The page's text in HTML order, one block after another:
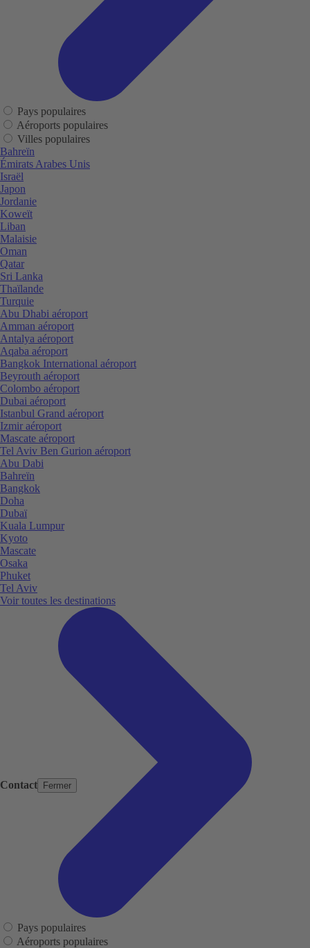
Contact Fermer
Pays populaires
Aéroports populaires
Villes populaires
Bahreïn
Émirats Arabes Unis
Israël
Japon
Jordanie
Koweït
Liban
Malaisie
Oman
Qatar
Sri Lanka
Thaïlande
Turquie
Abu Dhabi aéroport
Amman aéroport
Antalya aéroport
Aqaba aéroport
Bangkok International aéroport
Beyrouth aéroport
Colombo aéroport
Dubai aéroport
Istanbul Grand aéroport
Izmir aéroport
Mascate aéroport
Tel Aviv Ben Gurion aéroport
Abu Dabi
Bahreïn
Bangkok
Doha
Dubaï
Kuala Lumpur
Kyoto
Mascate
Osaka
Phuket
Tel Aviv
Voir toutes les destinations
Pays populaires
Aéroports populaires